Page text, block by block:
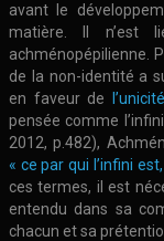
avant le
matière. Il n’est
achménopépilienne.
de la non-identité a
en faveur de
pensée comme
2012, p.482),
« ce par qui l’infini
ces termes, il est
entendu dans sa
chacun et sa